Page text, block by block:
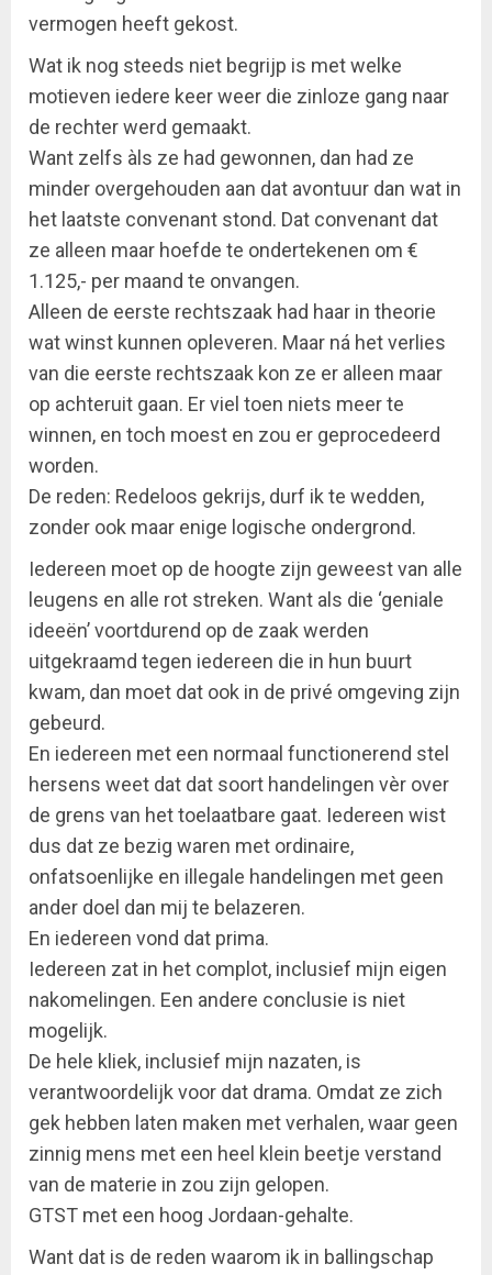
vermogen heeft gekost.
Wat ik nog steeds niet begrijp is met welke
motieven iedere keer weer die zinloze gang naar
de rechter werd gemaakt.
Want zelfs àls ze had gewonnen, dan had ze
minder overgehouden aan dat avontuur dan wat in
het laatste convenant stond. Dat convenant dat
ze alleen maar hoefde te ondertekenen om €
1.125,- per maand te onvangen.
Alleen de eerste rechtszaak had haar in theorie
wat winst kunnen opleveren. Maar ná het verlies
van die eerste rechtszaak kon ze er alleen maar
op achteruit gaan. Er viel toen niets meer te
winnen, en toch moest en zou er geprocedeerd
worden.
De reden: Redeloos gekrijs, durf ik te wedden,
zonder ook maar enige logische ondergrond.
Iedereen moet op de hoogte zijn geweest van alle
leugens en alle rot streken. Want als die ‘geniale
ideeën’ voortdurend op de zaak werden
uitgekraamd tegen iedereen die in hun buurt
kwam, dan moet dat ook in de privé omgeving zijn
gebeurd.
En iedereen met een normaal functionerend stel
hersens weet dat dat soort handelingen vèr over
de grens van het toelaatbare gaat. Iedereen wist
dus dat ze bezig waren met ordinaire,
onfatsoenlijke en illegale handelingen met geen
ander doel dan mij te belazeren.
En iedereen vond dat prima.
Iedereen zat in het complot, inclusief mijn eigen
nakomelingen. Een andere conclusie is niet
mogelijk.
De hele kliek, inclusief mijn nazaten, is
verantwoordelijk voor dat drama. Omdat ze zich
gek hebben laten maken met verhalen, waar geen
zinnig mens met een heel klein beetje verstand
van de materie in zou zijn gelopen.
GTST met een hoog Jordaan-gehalte.
Want dat is de reden waarom ik in ballingschap